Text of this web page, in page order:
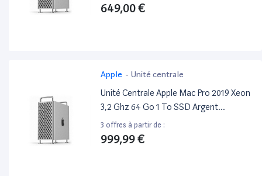
649,00 €
Apple - Unité centrale
Unité Centrale Apple Mac Pro 2019 Xeon
3,2 Ghz 64 Go 1 To SSD Argent
Reconditionné
3 offres à partir de :
999,99 €